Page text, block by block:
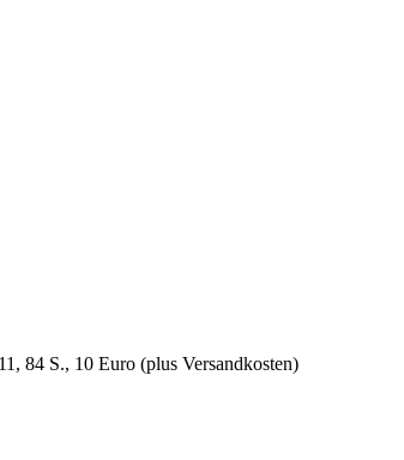
84 S., 10 Euro (plus Versandkosten)